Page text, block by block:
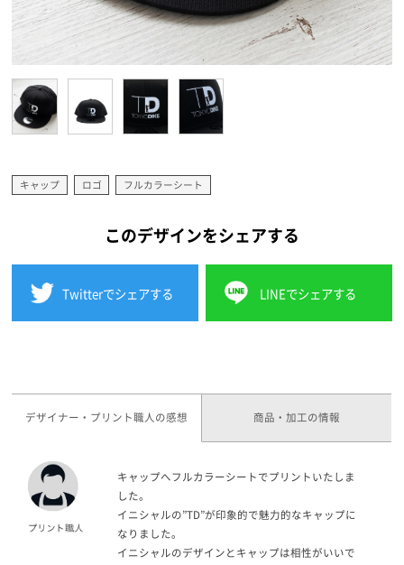
キャップ ロゴ フルカラーシート
このデザインをシェアする
Twitterでシェアする LINEでシェアする
デザイナー・プリント職人の感想 商品・加工の情報
キャップへフルカラーシートでプリントいたしま
した。
イニシャルの”TD”が印象的で魅力的なキャップに
なりました。
イニシャルのデザインとキャップは相性がいいで